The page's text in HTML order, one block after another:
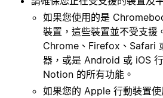
如果您使用的是
裝置，這些裝置並不受支援
Chrome、Firefox、Safari
器，或是 Android 或 iOS
Notion 的所有功能。
如果您的 Apple 行動裝置